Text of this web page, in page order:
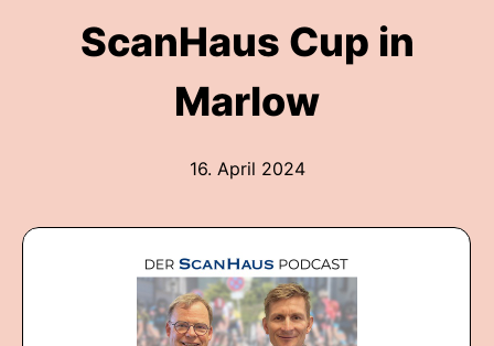
ScanHaus Cup in
Marlow
16. April 2024